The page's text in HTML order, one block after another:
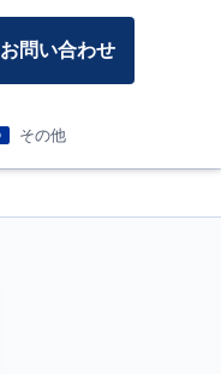
お問い合わせ
その他